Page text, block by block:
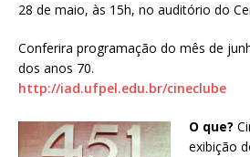
28 de maio, às 15h, no auditório do
Conferira programação do mês de
dos anos 70.
http://iad.ufpel.edu.br/cineclube
O que?
exibição